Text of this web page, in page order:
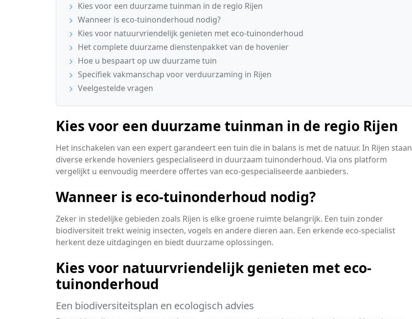
Kies voor een duurzame tuinman in de regio Rijen
Wanneer is eco-tuinonderhoud nodig?
Kies voor natuurvriendelijk genieten met eco-tuinonderhoud
Het complete duurzame dienstenpakket van de hovenier
Hoe u bespaart op uw duurzame tuin
Specifiek vakmanschap voor verduurzaming in Rijen
Veelgestelde vragen
Kies voor een duurzame tuinman in de regio Rijen
Het inschakelen van een expert garandeert een tuin die in balans is met de natuur. In Rijen staan
diverse erkende hoveniers gespecialiseerd in duurzaam tuinonderhoud. Via ons platform
vergelijkt u eenvoudig meerdere offertes van eco-gespecialiseerde aanbieders.
Wanneer is eco-tuinonderhoud nodig?
Zeker in stedelijke gebieden zoals Rijen is elke groene ruimte belangrijk. Een tuin zonder
biodiversiteit trekt weinig insecten, vogels en andere dieren aan. Een erkende eco-specialist
herkent deze uitdagingen en biedt duurzame oplossingen.
Kies voor natuurvriendelijk genieten met eco-
tuinonderhoud
Een biodiversiteitsplan en ecologisch advies